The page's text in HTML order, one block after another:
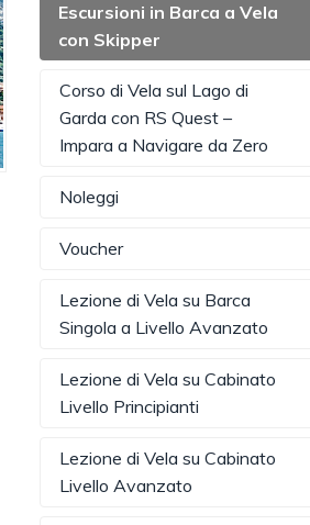
Escursioni in Barca a Vela
con Skipper
Corso di Vela sul Lago di
Garda con RS Quest –
Impara a Navigare da Zero
Noleggi
Voucher
Lezione di Vela su Barca
Singola a Livello Avanzato
Lezione di Vela su Cabinato
Livello Principianti
Lezione di Vela su Cabinato
Livello Avanzato